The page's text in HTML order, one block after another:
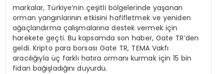
markalar, Türkiye’nin çeşitli bölgelerinde yaşanan
orman yangınlarının etkisini hafifletmek ve yeniden
ağaçlandırma çalışmalarına destek vermek için
harekete geçti. Bu kapsamda son haber, Gate TR’den
geldi. Kripto para borsası Gate TR, TEMA Vakfı
aracılığıyla üç farklı hatıra ormanı kurmak için 15 bin
fidan bağışladığını duyurdu.